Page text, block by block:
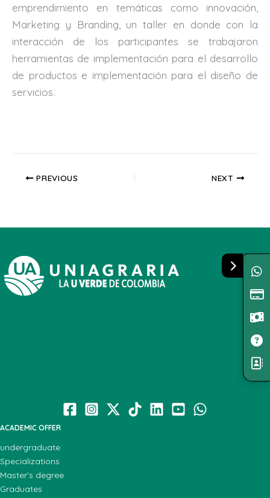
emprendimiento en temáticas como innovación,
Marketing y Branding, un taller en donde con la
interacción de los participantes se trabajaron
herramientas de implementación para el desarrollo
de productos e implementación para el diseño de
servicios.
PREVIOUS NEXT
ACADEMIC OFFER
undergraduate
Specializations
Master's degree
Graduates